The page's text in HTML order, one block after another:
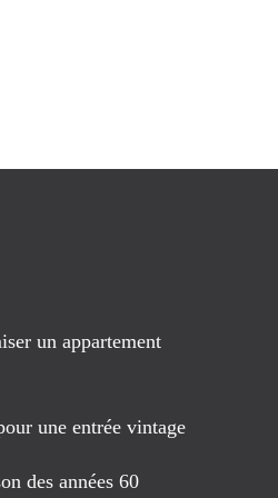
un appartement
une entrée vintage
des années 60